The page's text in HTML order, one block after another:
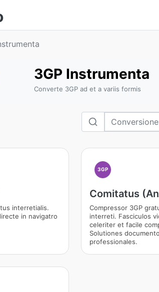
3GP Instrumenta
Converte 3GP ad et a variis formis
interretialis.
in navigatro
3GP
Comitatus
Compressor 3GP
interreti. Fasciculos
celeriter et facile
Solutiones
professionales.